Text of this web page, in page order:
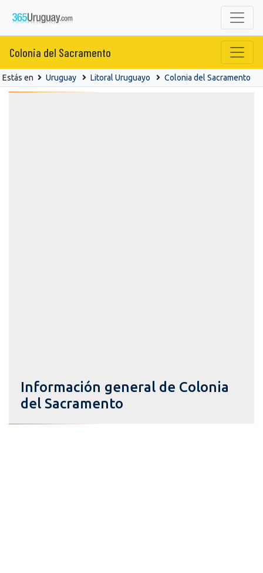
Colonia del Sacramento
Estás en Uruguay Litoral Uruguayo Colonia del Sacramento
Información general de Colonia
del Sacramento